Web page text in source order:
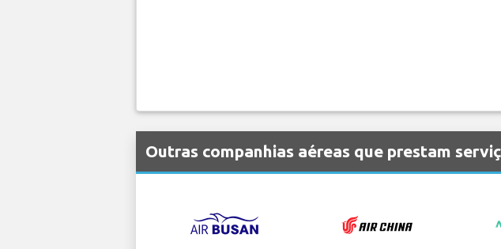
Outras companhias aéreas que prestam